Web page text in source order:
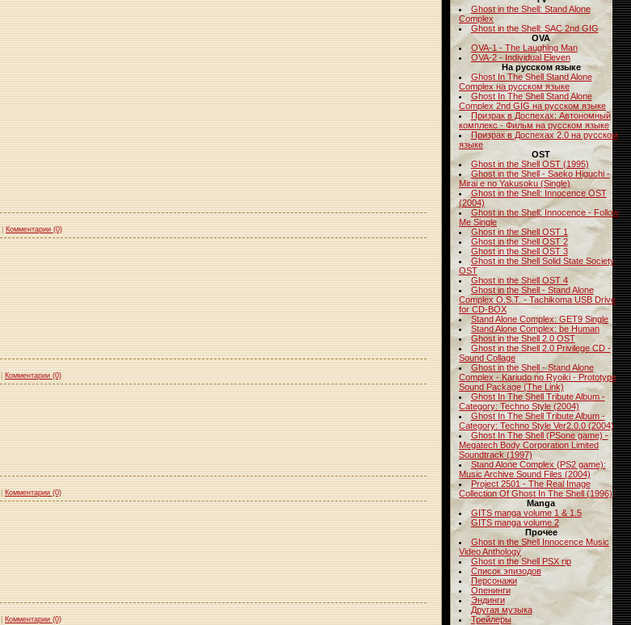
Комментарии (0)
Комментарии (0)
Комментарии (0)
Комментарии (0)
Ghost in the Shell: Stand Alone
Complex
Ghost in the Shell: SAC 2nd GIG
OVA
OVA-1 - The Laughing Man
OVA-2 - Individual Eleven
На русском языке
Ghost In The Shell Stand Alone
Complex на русском языке
Ghost In The Shell Stand Alone
Complex 2nd GIG на русском языке
Призрак в Доспехах: Автономный
комплекс - Фильм на русском языке
Призрак в Доспехах 2.0 на русском
языке
OST
Ghost in the Shell OST (1995)
Ghost in the Shell - Saeko Higuchi -
Mirai e no Yakusoku (Single)
Ghost in the Shell: Innocence OST
(2004)
Ghost in the Shell: Innocence - Follow
Me Single
Ghost in the Shell OST 1
Ghost in the Shell OST 2
Ghost in the Shell OST 3
Ghost in the Shell Solid State Society
OST
Ghost in the Shell OST 4
Ghost in the Shell - Stand Alone
Complex O.S.T. - Tachikoma USB Drive
for CD-BOX
Stand Alone Complex: GET9 Single
Stand Alone Complex: be Human
Ghost in the Shell 2.0 OST
Ghost in the Shell 2.0 Privilege CD -
Sound Collage
Ghost in the Shell - Stand Alone
Complex - Kariudo no Ryoiki - Prototype
Sound Package (The Link)
Ghost In The Shell Tribute Album -
Category: Techno Style (2004)
Ghost In The Shell Tribute Album -
Category: Techno Style Ver2.0.0 (2004)
Ghost In The Shell (PSone game) -
Megatech Body Corporation Limited
Soundtrack (1997)
Stand Alone Complex (PS2 game):
Music Archive Sound Files (2004)
Project 2501 - The Real Image
Collection Of Ghost In The Shell (1996)
Manga
GITS manga volume 1 & 1.5
GITS manga volume 2
Прочее
Ghost in the Shell Innocence Music
Video Anthology
Ghost in the Shell PSX rip
Список эпизодов
Персонажи
Опенинги
Эндинги
Другая музыка
Трейлеры